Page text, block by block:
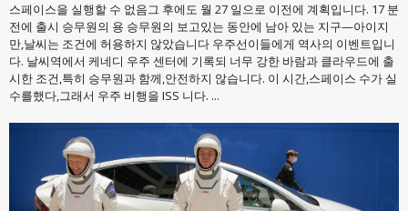
스페이스을 실행할 수 없음그 후에도 월 27 일으로 이전에 계획입니다. 17 분
전에 출시 승무원의 용 승무원의 보고있는 동안에 남아 있는 지구—아이지
만,날씨는 조건에 허용하지 않았습니다 우주선이들에게 역사의 이벤트입니
다. 날씨역에서 케네디 우주 센터에 기록되 너무 강한 바람과 클라우드에 출
시한 조건,특히 승무원과 함께,안전하지 않습니다. 이 시간,스페이스 수가 실
수를했다,그래서 우주 비행을 ISS 니다. ...